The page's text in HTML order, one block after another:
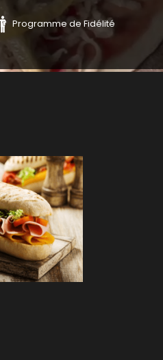
Programme de Fidélité
PANINIS